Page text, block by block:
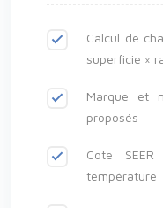
Calcul de
superficie ×
Marque et
proposés
Cote
température